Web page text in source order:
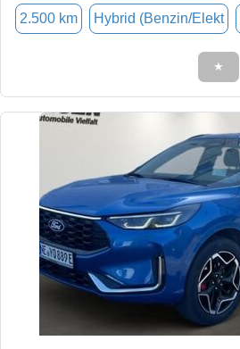
2.500 km Hybrid (Benzin/Elekt
★